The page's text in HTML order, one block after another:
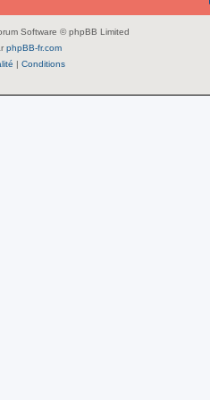
Software © phpBB Limited
phpBB-fr.com
| Conditions